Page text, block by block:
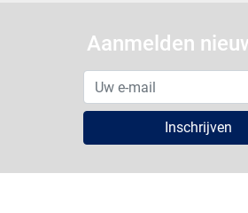
Aanmelden
Inschrijven